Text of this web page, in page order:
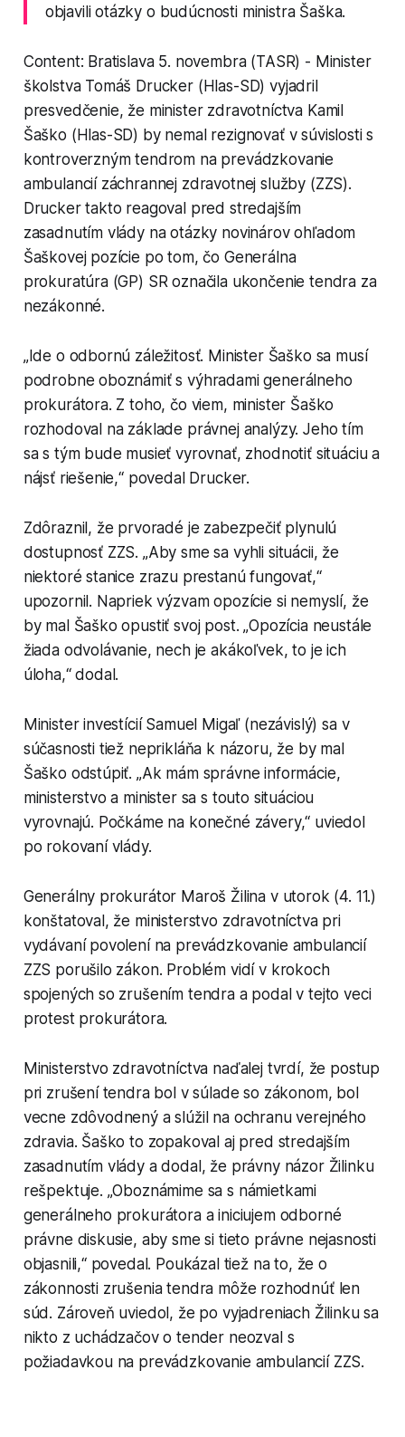
objavili otázky o budúcnosti ministra Šaška.
Content: Bratislava 5. novembra (TASR) - Minister
školstva Tomáš Drucker (Hlas-SD) vyjadril
presvedčenie, že minister zdravotníctva Kamil
Šaško (Hlas-SD) by nemal rezignovať v súvislosti s
kontroverzným tendrom na prevádzkovanie
ambulancií záchrannej zdravotnej služby (ZZS).
Drucker takto reagoval pred stredajším
zasadnutím vlády na otázky novinárov ohľadom
Šaškovej pozície po tom, čo Generálna
prokuratúra (GP) SR označila ukončenie tendra za
nezákonné.
„Ide o odbornú záležitosť. Minister Šaško sa musí
podrobne oboznámiť s výhradami generálneho
prokurátora. Z toho, čo viem, minister Šaško
rozhodoval na základe právnej analýzy. Jeho tím
sa s tým bude musieť vyrovnať, zhodnotiť situáciu a
nájsť riešenie,“ povedal Drucker.
Zdôraznil, že prvoradé je zabezpečiť plynulú
dostupnosť ZZS. „Aby sme sa vyhli situácii, že
niektoré stanice zrazu prestanú fungovať,“
upozornil. Napriek výzvam opozície si nemyslí, že
by mal Šaško opustiť svoj post. „Opozícia neustále
žiada odvolávanie, nech je akákoľvek, to je ich
úloha,“ dodal.
Minister investícií Samuel Migaľ (nezávislý) sa v
súčasnosti tiež neprikláňa k názoru, že by mal
Šaško odstúpiť. „Ak mám správne informácie,
ministerstvo a minister sa s touto situáciou
vyrovnajú. Počkáme na konečné závery,“ uviedol
po rokovaní vlády.
Generálny prokurátor Maroš Žilina v utorok (4. 11.)
konštatoval, že ministerstvo zdravotníctva pri
vydávaní povolení na prevádzkovanie ambulancií
ZZS porušilo zákon. Problém vidí v krokoch
spojených so zrušením tendra a podal v tejto veci
protest prokurátora.
Ministerstvo zdravotníctva naďalej tvrdí, že postup
pri zrušení tendra bol v súlade so zákonom, bol
vecne zdôvodnený a slúžil na ochranu verejného
zdravia. Šaško to zopakoval aj pred stredajším
zasadnutím vlády a dodal, že právny názor Žilinku
rešpektuje. „Oboznámime sa s námietkami
generálneho prokurátora a iniciujem odborné
právne diskusie, aby sme si tieto právne nejasnosti
objasnili,“ povedal. Poukázal tiež na to, že o
zákonnosti zrušenia tendra môže rozhodnúť len
súd. Zároveň uviedol, že po vyjadreniach Žilinku sa
nikto z uchádzačov o tender neozval s
požiadavkou na prevádzkovanie ambulancií ZZS.